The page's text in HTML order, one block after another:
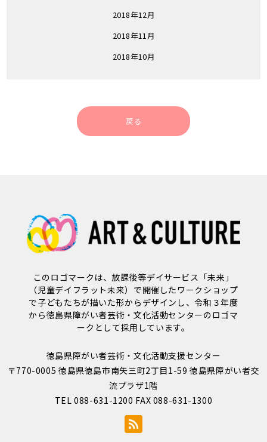
2018年12月
2018年11月
2018年10月
戻る
このロゴマークは、放課後等デイサービス「未来」
（児童デイフラット未来）で開催したワークショップ
で子どもたちが描いた形からデザインし、令和３年度
から徳島県障がい者芸術・文化活動センターのロゴマ
ークとして採用しています。
徳島県障がい者芸術・文化活動支援センター
〒770-0005 徳島県徳島市南矢三町2丁目1-59 徳島県障がい者交
流プラザ1階
TEL 088-631-1200 FAX 088-631-1300